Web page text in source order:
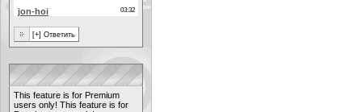
This feature is for Premium
users only! This feature is for